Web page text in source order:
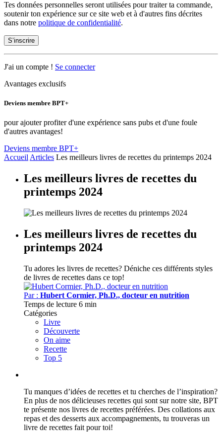
Tes données personnelles seront utilisées pour traiter ta commande,
soutenir ton expérience sur ce site web et à d'autres fins décrites
dans notre politique de confidentialité.
S’inscrire
J'ai un compte ! Se connecter
Avantages exclusifs
Deviens membre BPT+
pour ajouter profiter d'une expérience sans pubs et d'une foule
d'autres avantages!
Deviens membre BPT+
Accueil Articles Les meilleurs livres de recettes du printemps 2024
Les meilleurs livres de recettes du
printemps 2024
Les meilleurs livres de recettes du
printemps 2024
Tu adores les livres de recettes? Déniche ces différents styles
de livres de recettes dans ce top!
Par : Hubert Cormier, Ph.D., docteur en nutrition
Temps de lecture 6 min
Catégories
Livre
Découverte
On aime
Recette
Top 5
Tu manques d’idées de recettes et tu cherches de l’inspiration?
En plus de nos délicieuses recettes qui sont sur notre site, BPT
te présente nos livres de recettes préférées. Des collations aux
repas et des desserts aux accompagnements, tu trouveras un
livre de recettes fait pour toi!